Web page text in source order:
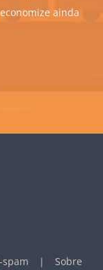
ainda
Sobre